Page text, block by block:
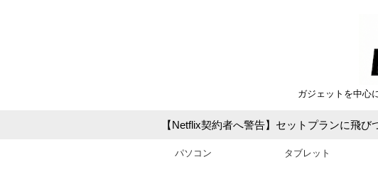
ガジェットを中心
【Netflix契約者へ警告】セットプランに飛
パソコン タブレット